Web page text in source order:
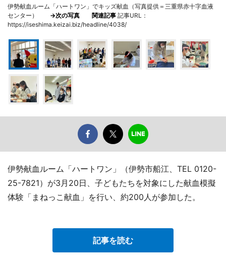
伊勢献血ルーム「ハートワン」でキッズ献血（写真提供＝三重県赤十字血液
センター） →次の写真 関連記事 記事URL：
https://iseshima.keizai.biz/headline/4038/
伊勢献血ルーム「ハートワン」（伊勢市船江、TEL 0120-
25-7821）が3月20日、子どもたちを対象にした献血模擬
体験「まねっこ献血」を行い、約200人が参加した。
記事を読む